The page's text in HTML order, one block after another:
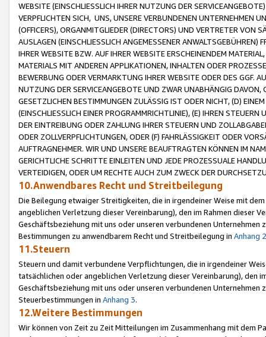
WEBSITE (EINSCHLIESSLICH IHRER NUTZUNG DER
VERPFLICHTEN SICH, UNS, UNSERE VERBUNDENEN UNTERNEHMEN
(OFFICERS), ORGANMITGLIEDER (DIRECTORS) UND VERTRETER VON
AUSLAGEN (EINSCHLIESSLICH ANGEMESSENER
IHRER WEBSITE BZW. AUF IHRER WEBSITE ERSCHEINENDEM
MATERIALS MIT ANDEREN APPLIKATIONEN, INHALTEN ODER
BEWERBUNG ODER VERMARKTUNG IHRER WEBSITE ODER DES GGF.
NUTZUNG DER SERVICEANGEBOTE UND ZWAR UNABHÄNGIG
GESETZLICHEN BESTIMMUNGEN ZULÄSSIG IST ODER NICHT, (D)
(EINSCHLIESSLICH EINER PROGRAMMRICHTLINIE), (E) IHREN
DER EINTREIBUNG ODER ZAHLUNG IHRER STEUERN UND
ODER ZOLLVERPFLICHTUNGEN, ODER (F) FAHRLÄSSIGKEIT ODER
AUFTRAGNEHMER. WIR UND UNSERE BEAUFTRAGTEN KÖNNEN IM
GERICHTLICHE SCHRITTE EINLEITEN UND JEDE PROZESSUALE
VERTEIDIGEN, ODER UM RECHTE AUCH ZUM ZWECK DER
10.Anwendbares Recht und Streitbeilegung
Die Beilegung etwaiger Streitigkeiten, die in irgendeiner Weise mit
angeblichen Verletzung dieser Vereinbarung), den im Rahmen dieser
Geschäftsbeziehung mit uns oder unseren verbundenen
Bestimmungen zu anwendbarem Recht und Streitbeilegung in Anhang 2
11.Steuern
Steuern und damit verbundene Verpflichtungen, die in irgendeiner
tatsächlichen oder angeblichen Verletzung dieser Vereinbarung), den
Geschäftsbeziehung mit uns oder unseren verbundenen
Steuerbestimmungen in Anhang 3.
12.Weitere Bestimmungen
Wir können von Zeit zu Zeit Mitteilungen im Zusammenhang mit dem